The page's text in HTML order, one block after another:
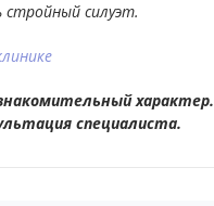
силуэт.
характер.
специалиста.